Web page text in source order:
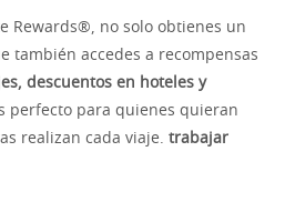
Rewards®, no solo obtienes un
también accedes a recompensas
descuentos en hoteles y
perfecto para quienes quieran
realizan cada viaje. trabajar